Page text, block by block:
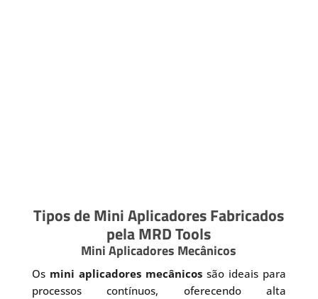
Tipos de Mini Aplicadores Fabricados
pela MRD Tools
Mini Aplicadores Mecânicos
Os mini aplicadores mecânicos são ideais para
processos contínuos, oferecendo alta